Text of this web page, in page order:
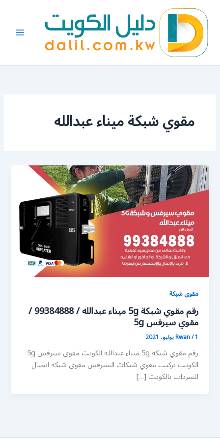
المحتوى
مقوي شبكة ميناء عبدالله
مقوي شبكة
رقم مقوي شبكة 5g ميناء عبدالله / 99384888 /
مقوي سيرفس 5g
Rwan/1 يوليو، 2021
رقم مقوي شبكة 5g ميناء عبدالله الكويت مقوي سيرفس 5g
الكويت تركيب مقوي شبكات السيرفس مقوي شبكة اتصال
للسرداب بالكويت […]